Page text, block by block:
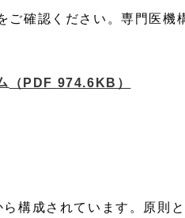
ご確認ください。専門医機
（PDF 974.6KB）
構成されています。原則